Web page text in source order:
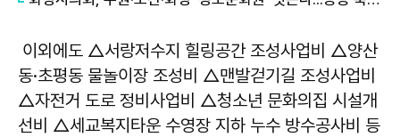
이외에도 △서랑저수지 힐링공간 조성사업비 △양산
동·초평동 물놀이장 조성비 △맨발걷기길 조성사업비
△자전거 도로 정비사업비 △청소년 문화의집 시설개
선비 △세교복지타운 수영장 지하 누수 방수공사비 등